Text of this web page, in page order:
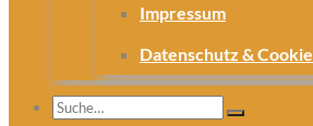
Impressum
Datenschutz &